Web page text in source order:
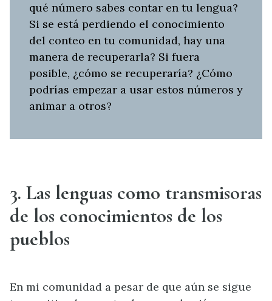
qué número sabes contar en tu lengua?
Si se está perdiendo el conocimiento
del conteo en tu comunidad, hay una
manera de recuperarla? Si fuera
posible, ¿cómo se recuperaría? ¿Cómo
podrías empezar a usar estos números y
animar a otros?
3. Las lenguas como transmisoras
de los conocimientos de los
pueblos
En mi comunidad a pesar de que aún se sigue